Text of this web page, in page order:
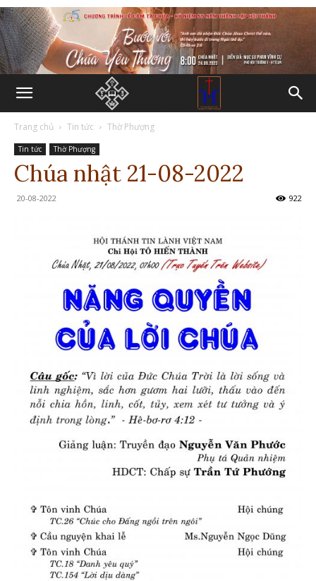
Trang chủ Tin tức Thờ Phượng
Tin tức Thờ Phượng
Chúa nhật 21-08-2022
20-08-2022 922